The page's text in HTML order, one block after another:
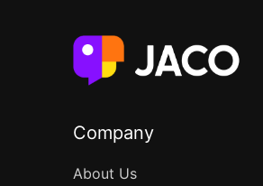
Company
About Us